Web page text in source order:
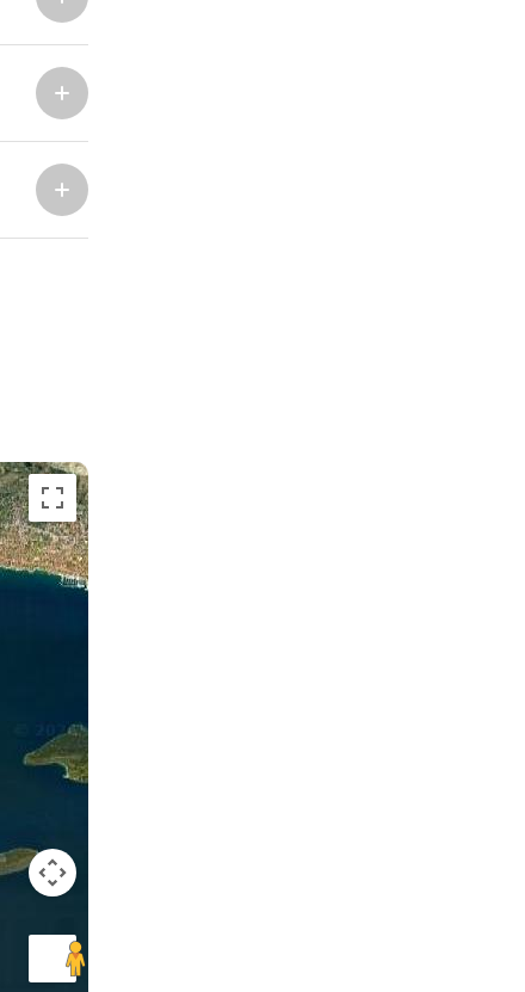
Marina Trogir - ACI
Marina Trogir - SCT
ACI Marina Split
ACI Marina Dubrovnik,
Komolac